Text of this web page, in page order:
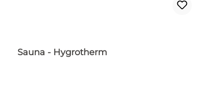
Sauna - Hygrotherm